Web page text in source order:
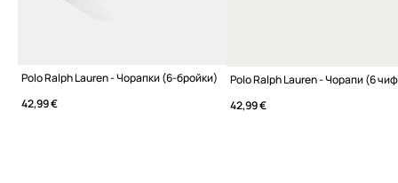
Polo Ralph Lauren - Чорапки (6-бройки)
42,99 €
Polo Ralph Lauren - Чорапи (6
42,99 €